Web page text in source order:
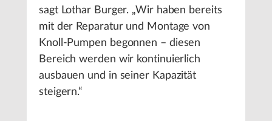
sagt Lothar Burger. „Wir haben bereits
mit der Reparatur und Montage von
Knoll-Pumpen begonnen – diesen
Bereich werden wir kontinuierlich
ausbauen und in seiner Kapazität
steigern.“